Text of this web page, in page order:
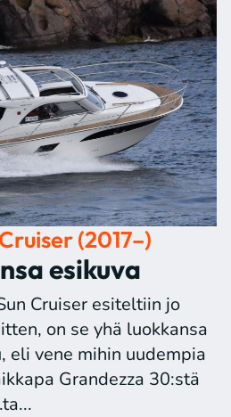
(2017–)
esikuva
Cruiser esiteltiin jo
on se yhä luokkansa
eli vene mihin uudempia
Grandezza 30:stä